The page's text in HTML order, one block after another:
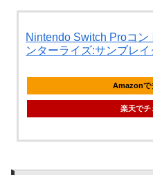
Nintendo Switch Proコ
ンターライズ:サンブレ
Amazonで
楽天でチ